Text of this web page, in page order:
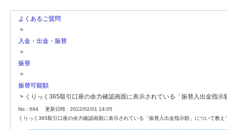
よくあるご質問
>
入金・出金・振替
>
振替
>
振替可能額
> くりっく365取引口座の余力確認画面に表示されている「振替入出金指
No : 694
更新日時 : 2022/02/01 14:05
くりっく365取引口座の余力確認画面に表示されている「振替入出金指示額」について教え